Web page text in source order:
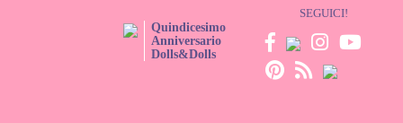
Quindicesimo
Anniversario
Dolls&Dolls
SEGUICI!